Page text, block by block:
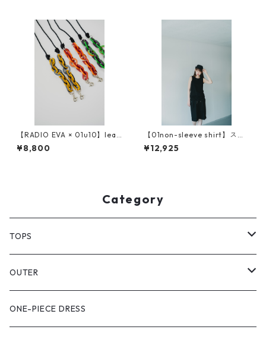
【RADIO EVA × 01u10】leat
her chain strap
¥8,800
【01non-sleeve shirt】スビ
ンプラチナム使用
¥12,925
Category
TOPS
PULL OVER
SHIRT
OUTER
VEST
ONE-PIECE DRESS